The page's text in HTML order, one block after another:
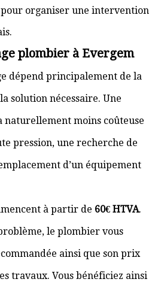
organiser une intervention
plombier à Evergem
dépend principalement de la
solution nécessaire. Une
moins coûteuse
pression, une recherche de
d’un équipement
à partir de 60€ HTVA.
le plombier vous
ainsi que son prix
travaux. Vous bénéficiez ainsi